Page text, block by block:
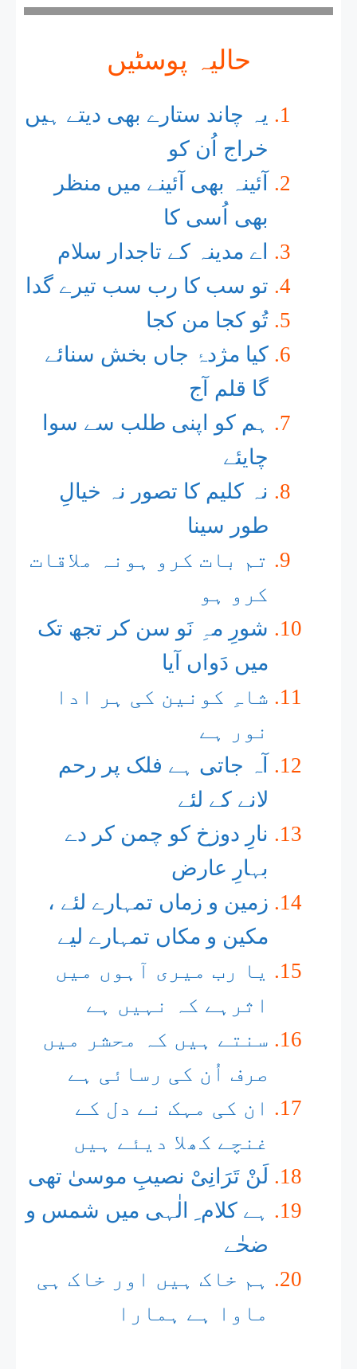
حالیہ پوسٹیں
یہ چاند ستارے بھی دیتے ہیں
خراج اُن کو
آئینہ بھی آئینے میں منظر
بھی اُسی کا
اے مدینہ کے تاجدار سلام
تو سب کا رب سب تیرے گدا
تُو کجا من کجا
کیا مژدۂ جاں بخش سنائے
گا قلم آج
ہم کو اپنی طلب سے سوا
چایئے
نہ کلیم کا تصور نہ خیالِ
طور سینا
تم بات کرو ہونہ ملاقات
کرو ہو
شورِ مہِ نَو سن کر تجھ تک
میں دَواں آیا
شاہِ کونین کی ہر ادا
نور ہے
آہ جاتی ہے فلک پر رحم
لانے کے لئے
نارِ دوزخ کو چمن کر دے
بہارِ عارض
زمین و زماں تمہارے لئے ،
مکین و مکاں تمہارے لیے
یا رب میری آہوں میں
اثرہے کہ نہیں ہے
سنتے ہیں کہ محشر میں
صرف اُن کی رسائی ہے
ان کی مہک نے دل کے
غنچے کھلا دیئے ہیں
لَنْ تَرَانِیْ نصیبِ موسیٰ تھی
ہے کلام ِ الٰہی میں شمس و
ضحٰے
ہم خاک ہیں اور خاک ہی
ماوا ہے ہمارا